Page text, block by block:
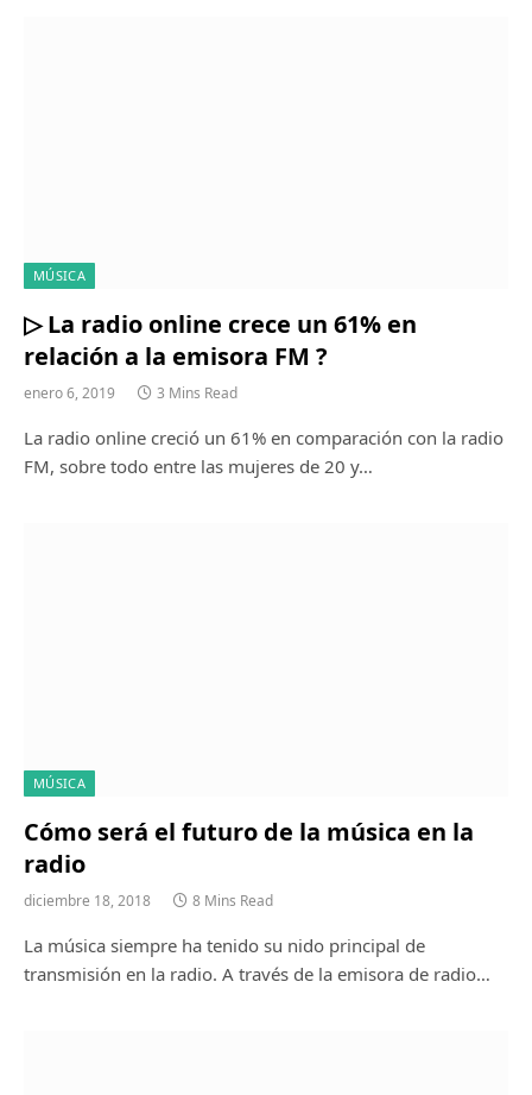
MÚSICA
▷ La radio online crece un 61% en
relación a la emisora FM ?
enero 6, 2019 3 Mins Read
La radio online creció un 61% en comparación con la radio
FM, sobre todo entre las mujeres de 20 y…
MÚSICA
Cómo será el futuro de la música en la
radio
diciembre 18, 2018 8 Mins Read
La música siempre ha tenido su nido principal de
transmisión en la radio. A través de la emisora de radio…